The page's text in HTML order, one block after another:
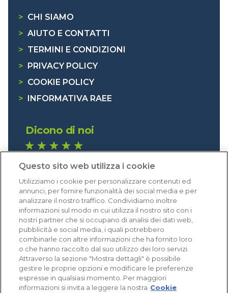
> CHI SIAMO
> AIUTO E CONTATTI
> TERMINI E CONDIZIONI
>
PRIVACY POLICY
> COOKIE POLICY
>
INFORMATIVA RAEE
Dicono di noi
Eccellente (4,8)
Acquisti verificati
Questo sito web utilizza i cookie
Utilizziamo i cookie per personalizzare contenuti ed
annunci, per fornire funzionalità dei social media e per
analizzare il nostro traffico. Condividiamo inoltre
informazioni sul modo in cui utilizza il nostro sito con i
nostri partner che si occupano di analisi dei dati web,
pubblicità e social media, i quali potrebbero
combinarle con altre informazioni che ha fornito loro
o che hanno raccolto dal suo utilizzo dei loro servizi.
Attraverso la sezione "Mostra dettagli" è possibile
gestire le proprie opzioni e modificare le preferenze
espresse in qualsiasi momento. Per maggiori
informazioni si invita a leggere la nostra Cookie